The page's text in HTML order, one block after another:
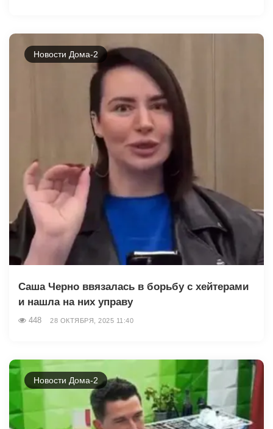
Новости Дома-2
Саша Черно ввязалась в борьбу с хейтерами
и нашла на них управу
448 28 ОКТЯБРЯ, 2025 11:40
Новости Дома-2